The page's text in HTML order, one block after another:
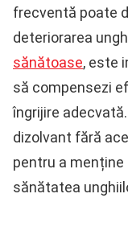
frecventă poate
deteriorarea
sănătoase, este
să compensezi
îngrijire
dizolvant fără
pentru a
sănătatea